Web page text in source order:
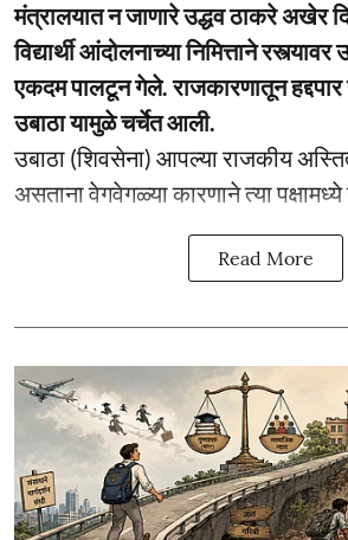
मंत्रालयात न जाणारे उद्धव ठाकरे अखेर
विद्यार्थी आंदोलनाच्या निमित्ताने
एकदम पालटून गेले. राजकारणातून हद्दपार
उबाठा यामुळे चर्चेत आली.
उबाठा (शिवसेना) आपल्या राजकीय
असताना वेगवेगळ्या कारणाने त्या पक्षामध्ये
Read More